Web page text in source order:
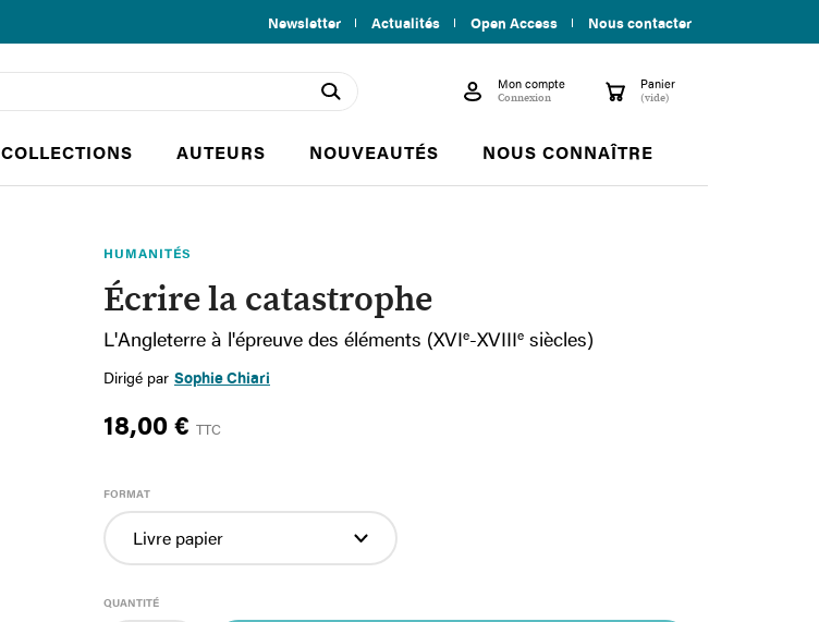
Newsletter Actualités Open Access Nous contacter
search  Mon compte
Connexion shopping_cart Panier
(vide)
COLLECTIONS AUTEURS NOUVEAUTÉS NOUS CONNAÎTRE
HUMANITÉS
Écrire la catastrophe
L'Angleterre à l'épreuve des éléments (XVIe-XVIIIe siècles)
Dirigé par Sophie Chiari
18,00 € TTC
FORMAT
QUANTITÉ